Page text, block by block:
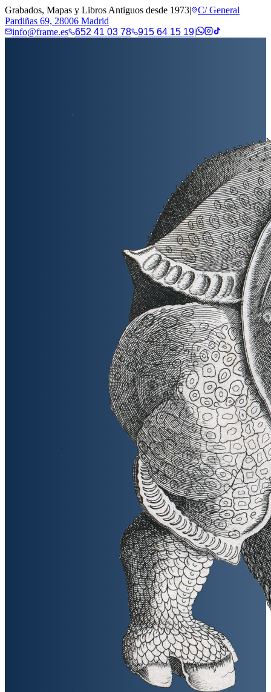
Grabados, Mapas y Libros Antiguos desde 1973|
C/ General
Pardiñas 69, 28006 Madrid
info@frame.es
652 41 03 78 915 64 15 19|